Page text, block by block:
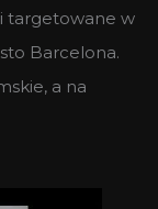
targetowane w
Barcelona.
a na